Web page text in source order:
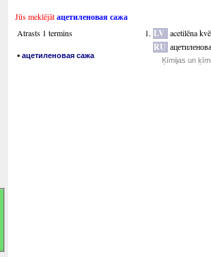
Jūs meklējātацетиленовая сажа
Atrasts 1 termins
▪ ацетиленовая сажа
LV acetilēna
RU
Ķīmijas un